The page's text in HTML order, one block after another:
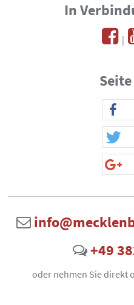
In
|
+49
oder nehmen Sie direkt